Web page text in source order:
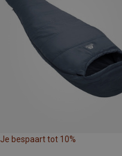
Je bespaart tot 10%